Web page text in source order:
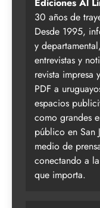
30 años de
Desde 1995,
y
entrevistas y
revista
PDF a
espacios
como grandes
público en San
medio de
conectando a
que importa.